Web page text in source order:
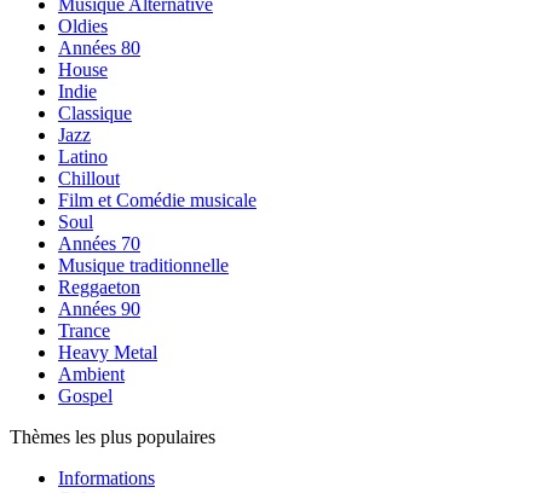
Musique Alternative
Oldies
Années 80
House
Indie
Classique
Jazz
Latino
Chillout
Film et Comédie musicale
Soul
Années 70
Musique traditionnelle
Reggaeton
Années 90
Trance
Heavy Metal
Ambient
Gospel
Thèmes les plus populaires
Informations